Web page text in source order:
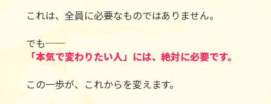
これは、全員に必要なものではありません。
でも──
「本気で変わりたい人」には、絶対に必要です。
この一歩が、これからを変えます。